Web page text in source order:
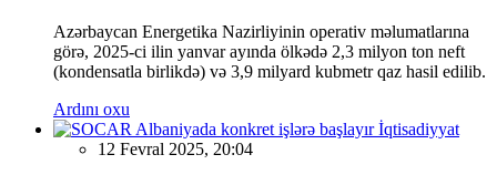
Azərbaycan Energetika Nazirliyinin operativ məlumatlarına
görə, 2025-ci ilin yanvar ayında ölkədə 2,3 milyon ton neft
(kondensatla birlikdə) və 3,9 milyard kubmetr qaz hasil edilib.
Ardını oxu
İqtisadiyyat
12 Fevral 2025, 20:04